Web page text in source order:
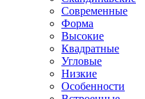
Современные
Форма
Высокие
Квадратные
Угловые
Низкие
Особенности